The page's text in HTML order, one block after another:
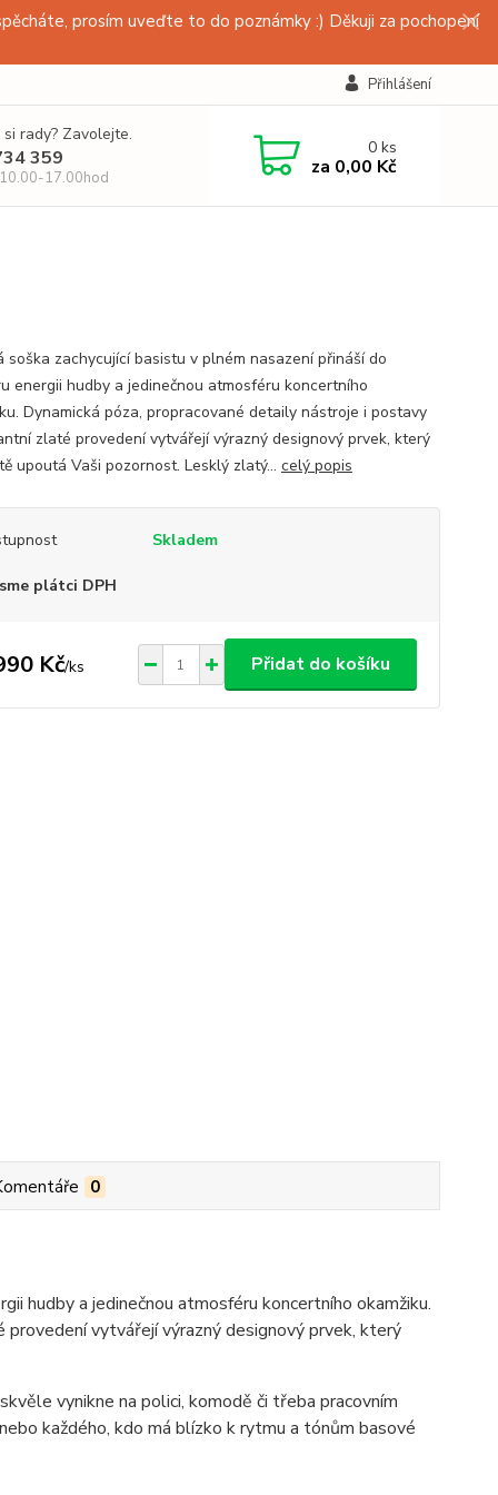
prosím uveďte to do poznámky :) Děkuji za pochopení
Přihlášení
rady? Zavolejte.
359
17.00hod
0ks
za 0,00 Kč
soška zachycující basistu v plném nasazení přináší do
energii hudby a jedinečnou atmosféru koncertního
Dynamická póza, propracované detaily nástroje i postavy
zlaté provedení vytvářejí výrazný designový prvek, který
upoutá Vaši pozornost. Lesklý zlatý... celý popis
Skladem
plátci DPH
Kč/ks Přidat do košíku
0
hudby a jedinečnou atmosféru koncertního okamžiku.
vytvářejí výrazný designový prvek, který
vynikne na polici, komodě či třeba pracovním
každého, kdo má blízko k rytmu a tónům basové